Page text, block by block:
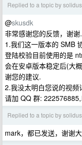
Replied to a topic by
@skusdk
非常感谢您的反馈，谢谢.
1.我们这一版本的 SMB
登陆校验目前使用的是
会在安卓版本稳定后(大
谢您的建议.
2.我没太明白您说的视频
请加 QQ 群:
Replied to a topic by
mark，都已发送，谢谢